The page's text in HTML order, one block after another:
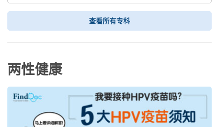
查看所有专科
两性健康